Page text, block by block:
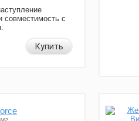
совместимость с
Купить